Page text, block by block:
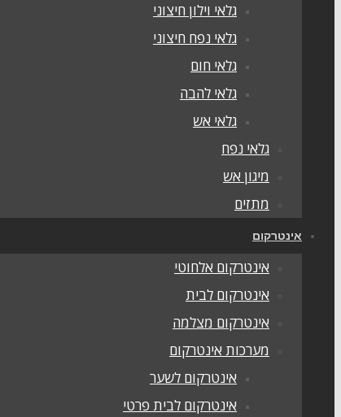
גלאי וילון חיצוני
גלאי נפח חיצוני
גלאי חום
גלאי להבה
גלאי אש
גלאי נפח
מיגון אש
מתזים
אינטרקום
אינטרקום אלחוטי
אינטרקום לבית
אינטרקום מצלמה
מערכות אינטרקום
אינטרקום לשער
אינטרקום לבית פרטי